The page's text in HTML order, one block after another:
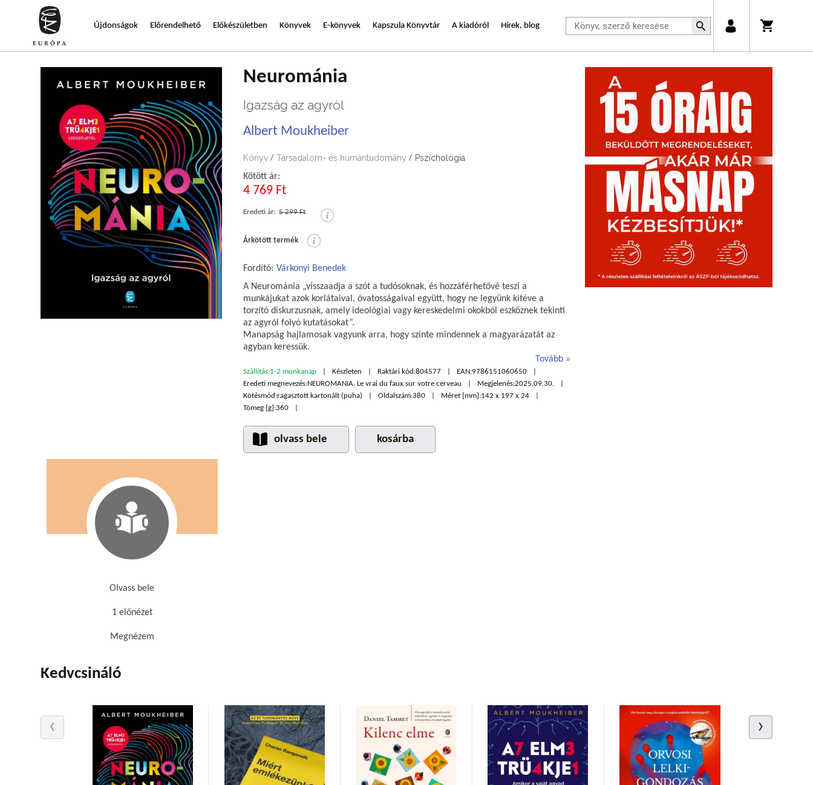
Újdonságok Előrendelhető Előkészületben Könyvek E-könyvek Kapszula Könyvtár A kiadóról Hírek, blog
Neurománia
Igazság az agyról
Albert Moukheiber
Könyv / Társadalom- és humántudomány / Pszichológia
Kötött ár:
4 769 Ft
Eredeti ár: 5 299 Ft
Árkötött termék
Fordító: Várkonyi Benedek
A Neurománia „visszaadja a szót a tudósoknak, és hozzáférhetővé teszi a
munkájukat azok korlátaival, óvatosságaival együtt, hogy ne legyünk kitéve a
torzító diskurzusnak, amely ideológiai vagy kereskedelmi okokból eszköznek tekinti
az agyról folyó kutatásokat”.
Manapság hajlamosak vagyunk arra, hogy szinte mindennek a magyarázatát az
agyban keressük.
Tovább
Szállítás:1-2 munkanap Készleten Raktári kód:804577 EAN:9786151060650
Eredeti megnevezés:NEUROMANIA. Le vrai du faux sur votre cerveau Megjelenés:2025.09.30.
Kötésmód:ragasztott kartonált (puha) Oldalszám:380 Méret [mm]:142 x 197 x 24
Tömeg [g]:360
olvass bele kosárba
Olvass bele
1 előnézet
Megnézem
Kedvcsináló